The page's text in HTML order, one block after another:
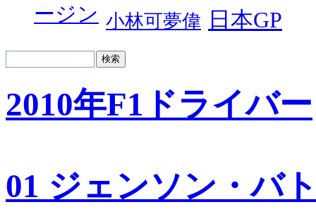
ージン 小林可夢偉 日本GP
2010年F1ドライバー
01 ジェンソン・バ